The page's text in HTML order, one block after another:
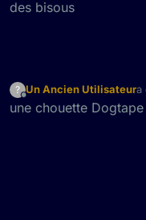
des bisous
?
Hors-ligne
Un Ancien Utilisateura
une chouette